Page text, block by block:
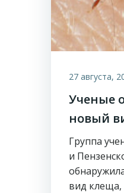
27 августа,
Ученые
новый
Группа
и
вид